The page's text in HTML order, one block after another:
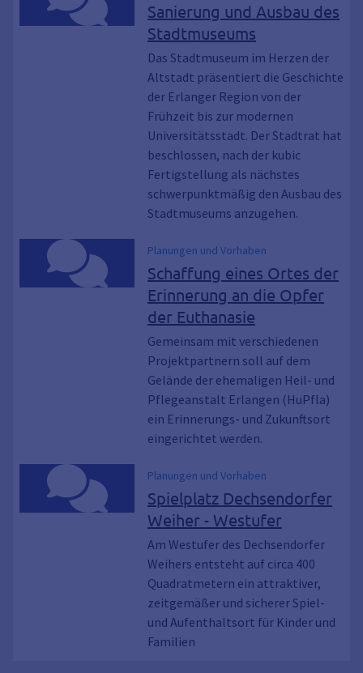
Sanierung und Ausbau des
Stadtmuseums
Das Stadtmuseum im Herzen der
Altstadt präsentiert die Geschichte
der Erlanger Region von der
Frühzeit bis zur modernen
Universitätsstadt. Der Stadtrat hat
beschlossen, nach der kubic
Fertigstellung als nächstes
schwerpunktmäßig den Ausbau des
Stadtmuseums anzugehen.
Planungen und Vorhaben
Schaffung eines Ortes der
Erinnerung an die Opfer
der Euthanasie
Gemeinsam mit verschiedenen
Projektpartnern soll auf dem
Gelände der ehemaligen Heil- und
Pflegeanstalt Erlangen (HuPfla)
ein Erinnerungs- und Zukunftsort
eingerichtet werden.
Planungen und Vorhaben
Spielplatz Dechsendorfer
Weiher - Westufer
Am Westufer des Dechsendorfer
Weihers entsteht auf circa 400
Quadratmetern ein attraktiver,
zeitgemäßer und sicherer Spiel-
und Aufenthaltsort für Kinder und
Familien